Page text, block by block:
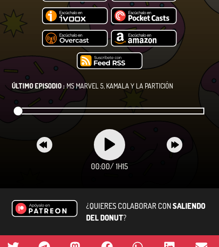
ÚLTIMO EPISODIO : MS MARVEL 5, KAMALA Y LA PARTICIÓN
00:00/ 1H15
¿QUIERES COLABORAR CONSALIENDO
DEL DONUT?